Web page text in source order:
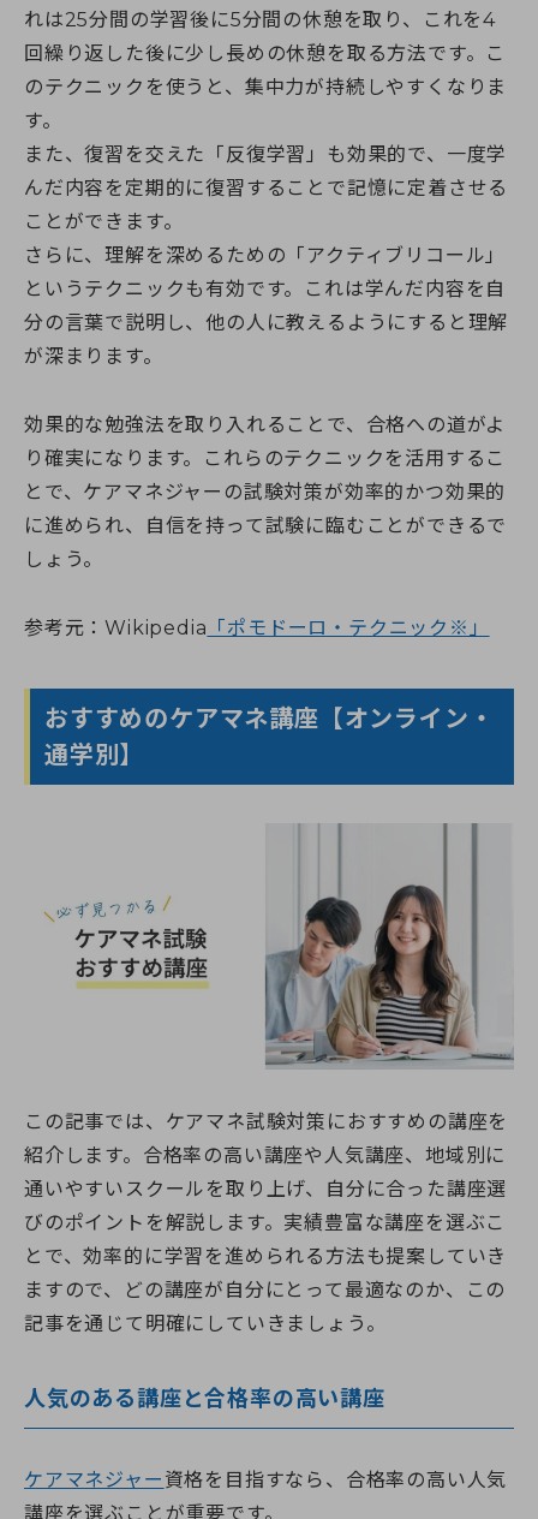
れは25分間の学習後に5分間の休憩を取り、これを4
回繰り返した後に少し長めの休憩を取る方法です。こ
のテクニックを使うと、集中力が持続しやすくなりま
す。
また、復習を交えた「反復学習」も効果的で、一度学
んだ内容を定期的に復習することで記憶に定着させる
ことができます。
さらに、理解を深めるための「アクティブリコール」
というテクニックも有効です。これは学んだ内容を自
分の言葉で説明し、他の人に教えるようにすると理解
が深まります。
効果的な勉強法を取り入れることで、合格への道がよ
り確実になります。これらのテクニックを活用するこ
とで、ケアマネジャーの試験対策が効率的かつ効果的
に進められ、自信を持って試験に臨むことができるで
しょう。
参考元：Wikipedia 「ポモドーロ・テクニック※」
おすすめのケアマネ講座【オンライン・
通学別】
この記事では、ケアマネ試験対策におすすめの講座を
紹介します。合格率の高い講座や人気講座、地域別に
通いやすいスクールを取り上げ、自分に合った講座選
びのポイントを解説します。実績豊富な講座を選ぶこ
とで、効率的に学習を進められる方法も提案していき
ますので、どの講座が自分にとって最適なのか、この
記事を通じて明確にしていきましょう。
人気のある講座と合格率の高い講座
ケアマネジャー 資格を目指すなら、合格率の高い人気
講座を選ぶことが重要です。